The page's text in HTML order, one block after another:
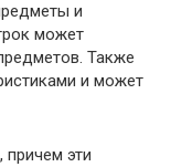
и
может
Также
и может
эти